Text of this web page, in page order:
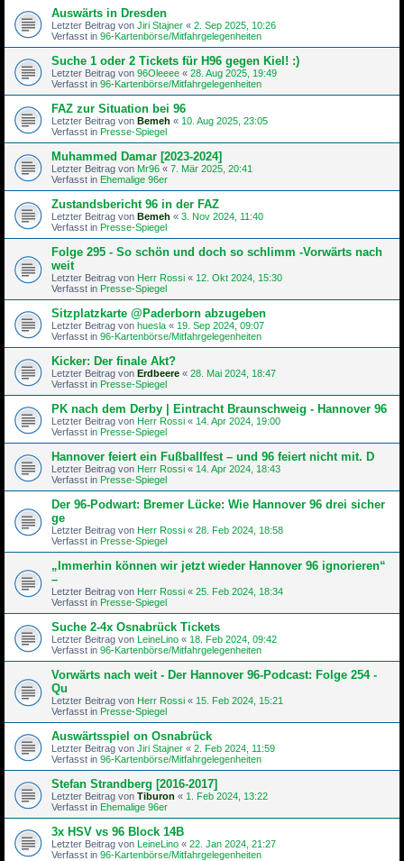
Auswärts in Dresden
Letzter Beitrag von Jiri Stajner « 2. Sep 2025, 10:26
Verfasst in 96-Kartenbörse/Mitfahrgelegenheiten
Suche 1 oder 2 Tickets für H96 gegen Kiel! :)
Letzter Beitrag von 96Oleeee « 28. Aug 2025, 19:49
Verfasst in 96-Kartenbörse/Mitfahrgelegenheiten
FAZ zur Situation bei 96
Letzter Beitrag von Bemeh « 10. Aug 2025, 23:05
Verfasst in Presse-Spiegel
Muhammed Damar [2023-2024]
Letzter Beitrag von Mr96 « 7. Mär 2025, 20:41
Verfasst in Ehemalige 96er
Zustandsbericht 96 in der FAZ
Letzter Beitrag von Bemeh « 3. Nov 2024, 11:40
Verfasst in Presse-Spiegel
Folge 295 - So schön und doch so schlimm -Vorwärts nach
weit
Letzter Beitrag von Herr Rossi « 12. Okt 2024, 15:30
Verfasst in Presse-Spiegel
Sitzplatzkarte @Paderborn abzugeben
Letzter Beitrag von huesla « 19. Sep 2024, 09:07
Verfasst in 96-Kartenbörse/Mitfahrgelegenheiten
Kicker: Der finale Akt?
Letzter Beitrag von Erdbeere « 28. Mai 2024, 18:47
Verfasst in Presse-Spiegel
PK nach dem Derby | Eintracht Braunschweig - Hannover 96
Letzter Beitrag von Herr Rossi « 14. Apr 2024, 19:00
Verfasst in Presse-Spiegel
Hannover feiert ein Fußballfest – und 96 feiert nicht mit. D
Letzter Beitrag von Herr Rossi « 14. Apr 2024, 18:43
Verfasst in Presse-Spiegel
Der 96-Podwart: Bremer Lücke: Wie Hannover 96 drei sicher
ge
Letzter Beitrag von Herr Rossi « 28. Feb 2024, 18:58
Verfasst in Presse-Spiegel
„Immerhin können wir jetzt wieder Hannover 96 ignorieren“
–
Letzter Beitrag von Herr Rossi « 25. Feb 2024, 18:34
Verfasst in Presse-Spiegel
Suche 2-4x Osnabrück Tickets
Letzter Beitrag von LeineLino « 18. Feb 2024, 09:42
Verfasst in 96-Kartenbörse/Mitfahrgelegenheiten
Vorwärts nach weit - Der Hannover 96-Podcast: Folge 254 -
Qu
Letzter Beitrag von Herr Rossi « 15. Feb 2024, 15:21
Verfasst in Presse-Spiegel
Auswärtsspiel on Osnabrück
Letzter Beitrag von Jiri Stajner « 2. Feb 2024, 11:59
Verfasst in 96-Kartenbörse/Mitfahrgelegenheiten
Stefan Strandberg [2016-2017]
Letzter Beitrag von Tiburon « 1. Feb 2024, 13:22
Verfasst in Ehemalige 96er
3x HSV vs 96 Block 14B
Letzter Beitrag von LeineLino « 22. Jan 2024, 21:27
Verfasst in 96-Kartenbörse/Mitfahrgelegenheiten